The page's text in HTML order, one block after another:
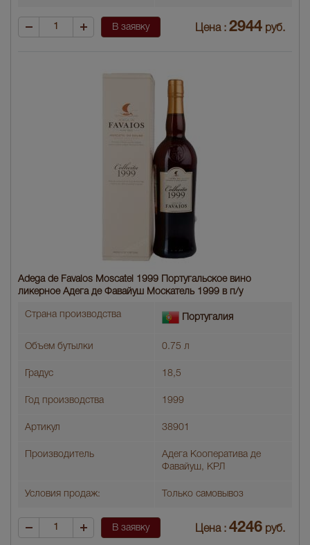
В заявку Цена : 2944 руб.
Adega de Favaios Moscatel 1999 Португальское вино
ликерное Адега де Фавайуш Москатель 1999 в п/у
Страна производства Португалия
Объем бутылки 0.75 л
Градус 18,5
Год производства 1999
Артикул 38901
Производитель
Адега Кооператива де
Фавайуш, КРЛ
Условия продаж: Только самовывоз
В заявку Цена : 4246 руб.